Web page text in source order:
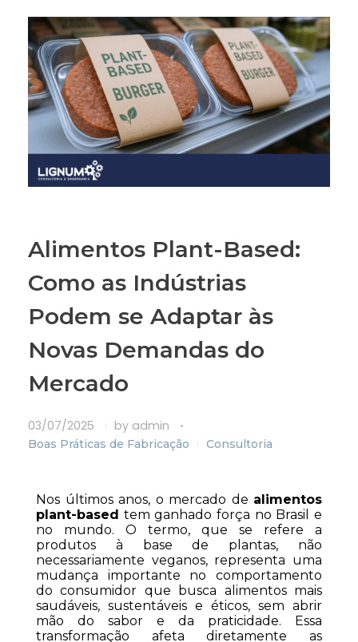
Alimentos Plant-Based:
Como as Indústrias
Podem se Adaptar às
Novas Demandas do
Mercado
03/07/2025 by admin
Boas Práticas de Fabricação Consultoria
Nos últimos anos, o mercado de alimentos
plant-based tem ganhado força no Brasil e
no mundo. O termo, que se refere a
produtos à base de plantas, não
necessariamente veganos, representa uma
mudança importante no comportamento
do consumidor que busca alimentos mais
saudáveis, sustentáveis e éticos, sem abrir
mão do sabor e da praticidade. Essa